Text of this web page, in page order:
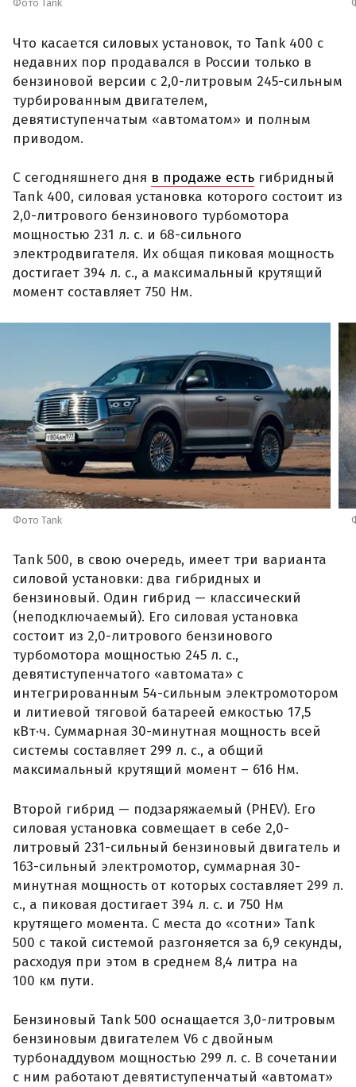
Фото Tank
Что касается силовых установок, то Tank 400 с
недавних пор продавался в России только в
бензиновой версии с 2,0-литровым 245-сильным
турбированным двигателем,
девятиступенчатым «автоматом» и полным
приводом.
С сегодняшнего дня в продаже есть гибридный
Tank 400, силовая установка которого состоит из
2,0-литрового бензинового турбомотора
мощностью 231 л. с. и 68-сильного
электродвигателя. Их общая пиковая мощность
достигает 394 л. с., а максимальный крутящий
момент составляет 750 Нм.
Фото Tank
Tank 500, в свою очередь, имеет три варианта
силовой установки: два гибридных и
бензиновый. Один гибрид — классический
(неподключаемый). Его силовая установка
состоит из 2,0-литрового бензинового
турбомотора мощностью 245 л. с.,
девятиступенчатого «автомата» с
интегрированным 54-сильным электромотором
и литиевой тяговой батареей емкостью 17,5
кВт·ч. Суммарная 30-минутная мощность всей
системы составляет 299 л. с., а общий
максимальный крутящий момент – 616 Нм.
Второй гибрид — подзаряжаемый (PHEV). Его
силовая установка совмещает в себе 2,0-
литровый 231-сильный бензиновый двигатель и
163-сильный электромотор, суммарная 30-
минутная мощность от которых составляет 299 л.
с., а пиковая достигает 394 л. с. и 750 Нм
крутящего момента. С места до «сотни» Tank
500 с такой системой разгоняется за 6,9 секунды,
расходуя при этом в среднем 8,4 литра на
100 км пути.
Бензиновый Tank 500 оснащается 3,0-литровым
бензиновым двигателем V6 с двойным
турбонаддувом мощностью 299 л. с. В сочетании
с ним работают девятиступенчатый «автомат»